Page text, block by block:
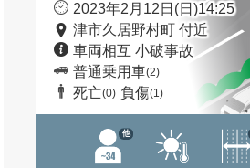
2023年2月12日(日)14:25
津市久居野村町 付近
車両相互 小破事故
普通乗用車(2)
死亡(0) 負傷(1)
他